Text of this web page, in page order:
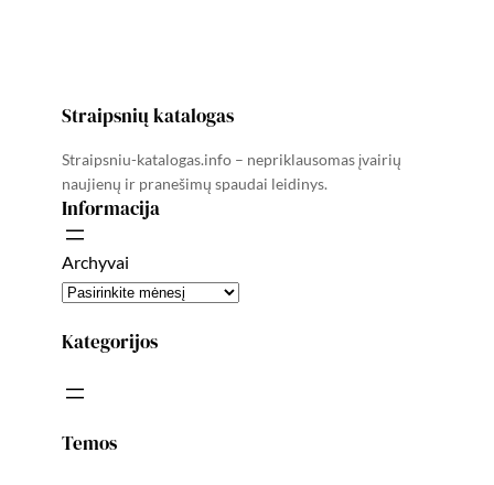
Straipsnių katalogas
Straipsniu-katalogas.info – nepriklausomas įvairių
naujienų ir pranešimų spaudai leidinys.
Informacija
Archyvai
Kategorijos
Temos